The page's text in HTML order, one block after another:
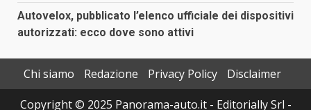
Autovelox, pubblicato l’elenco ufficiale dei dispositivi
autorizzati: ecco dove sono attivi
Chi siamo Redazione Privacy Policy
Disclaimer
Copyright © 2025 Panorama-auto.it - Editorially Srl -